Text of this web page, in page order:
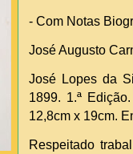
- Com Notas
José Augusto
José Lopes da
1899. 1.ª
12,8cm x 19cm.
Respeitado